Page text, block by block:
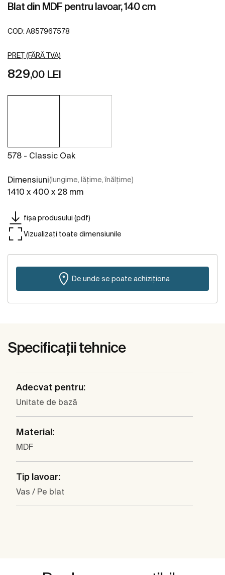
Blat din MDF pentru lavoar, 140 cm
COD: A857967578
PREȚ (FĂRĂ TVA)
829,00 LEI
578 - Classic Oak
Dimensiuni(lungime, lățime, înălțime)
1410 x 400 x 28 mm
fișa produsului (pdf)
Vizualizați toate dimensiunile
De unde se poate achiziționa
Specificații tehnice
Adecvat pentru:
Unitate de bază
Material:
MDF
Tip lavoar:
Vas / Pe blat